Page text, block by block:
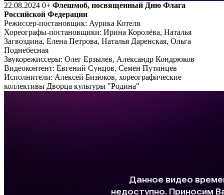
22.08.2024 0+ Флешмоб, посвященный Дню Флага
Российской Федерации
Режиссер-постановщик: Аурика Котеля
Хореографы-постановщики: Ирина Королёва, Наталья
Загвоздина, Елена Петрова, Наталья Даренская, Ольга
Поднебесная
Звукорежиссеры: Олег Ерзылев, Александр Кондрюков
Видеоконтент: Евгений Сунцов, Семен Путинцев
Исполнители: Алексей Бизюков, хореографические
коллективы Дворца культуры "Родина"